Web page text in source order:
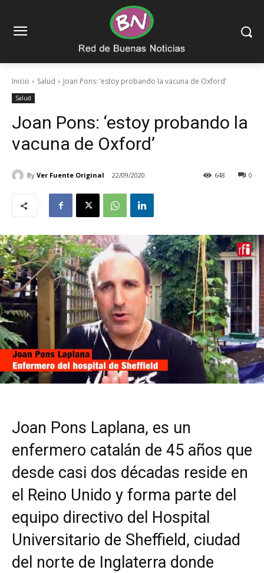
Inicio Salud Joan Pons: ‘estoy probando la vacuna de Oxford’
Salud
Joan Pons: ‘estoy probando la
vacuna de Oxford’
By Ver Fuente Original 22/09/2020 0
648
Joan Pons Laplana, es un
enfermero catalán de 45 años que
desde casi dos décadas reside en
el Reino Unido y forma parte del
equipo directivo del Hospital
Universitario de Sheffield, ciudad
del norte de Inglaterra donde